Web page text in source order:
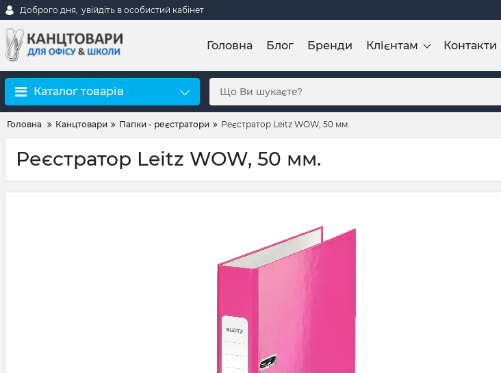
Доброго дня, увійдіть в особистий кабінет
Головна Блог Бренди Клієнтам Контакти
Каталог товарів
Головна Канцтовари Папки - реєстратори Реєстратор Leitz WOW, 50 мм.
Реєстратор Leitz WOW, 50 мм.